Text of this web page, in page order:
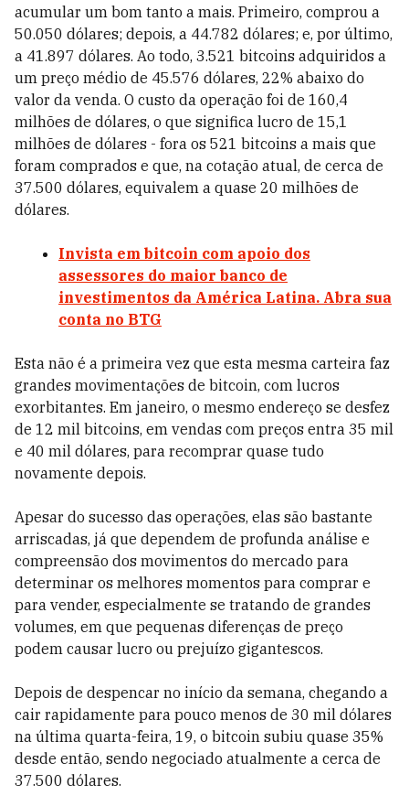
acumular um bom tanto a mais. Primeiro, comprou a
50.050 dólares; depois, a 44.782 dólares; e, por último,
a 41.897 dólares. Ao todo, 3.521 bitcoins adquiridos a
um preço médio de 45.576 dólares, 22% abaixo do
valor da venda. O custo da operação foi de 160,4
milhões de dólares, o que significa lucro de 15,1
milhões de dólares - fora os 521 bitcoins a mais que
foram comprados e que, na cotação atual, de cerca de
37.500 dólares, equivalem a quase 20 milhões de
dólares.
Invista em bitcoin com apoio dos
assessores do maior banco de
investimentos da América Latina. Abra sua
conta no BTG
Esta não é a primeira vez que esta mesma carteira faz
grandes movimentações de bitcoin, com lucros
exorbitantes. Em janeiro, o mesmo endereço se desfez
de 12 mil bitcoins, em vendas com preços entra 35 mil
e 40 mil dólares, para recomprar quase tudo
novamente depois.
Apesar do sucesso das operações, elas são bastante
arriscadas, já que dependem de profunda análise e
compreensão dos movimentos do mercado para
determinar os melhores momentos para comprar e
para vender, especialmente se tratando de grandes
volumes, em que pequenas diferenças de preço
podem causar lucro ou prejuízo gigantescos.
Depois de despencar no início da semana, chegando a
cair rapidamente para pouco menos de 30 mil dólares
na última quarta-feira, 19, o bitcoin subiu quase 35%
desde então, sendo negociado atualmente a cerca de
37.500 dólares.